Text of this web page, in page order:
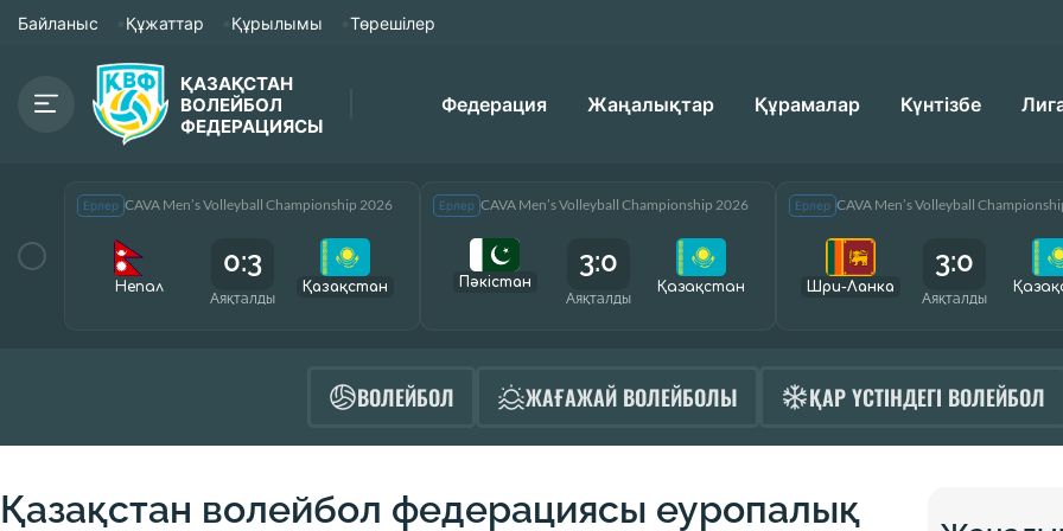
Байланыс Құжаттар Құрылымы Төрешілер
ҚАЗАҚСТАН
ВОЛЕЙБОЛ
ФЕДЕРАЦИЯСЫ
Федерация Жаңалықтар Құрамалар Күнтізбе
Ерлер CAVA Men’s Volleyball Championship 2026
Непал
0:3
Аяқталды
Қазақcтан
Ерлер CAVA Men’s Volleyball Championship 2026
Пәкістан
3:0
Аяқталды
Қазақcтан
Ерлер CAVA Men’s Volleyball
Шри-Ланка
3:0
Аяқталды
ВОЛЕЙБОЛ ЖАҒАЖАЙ ВОЛЕЙБОЛЫ ҚАР ҮСТІНДЕГІ ВОЛЕЙБОЛ
Қазақстан волейбол федерациясы еуропалық